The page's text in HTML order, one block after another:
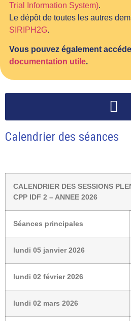
Trial Information System).
Le dépôt de toutes les autres
SIRIPH2G.
Vous pouvez également
documentation utile.
Calendrier des séances
CALENDRIER DES SESSIONS
CPP IDF 2 – ANNEE 2026
Séances principales
lundi 05 janvier 2026
lundi 02 février 2026
lundi 02 mars 2026